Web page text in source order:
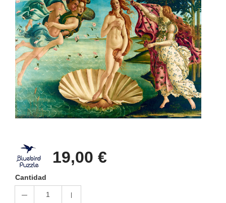
19,00 €
Cantidad
1